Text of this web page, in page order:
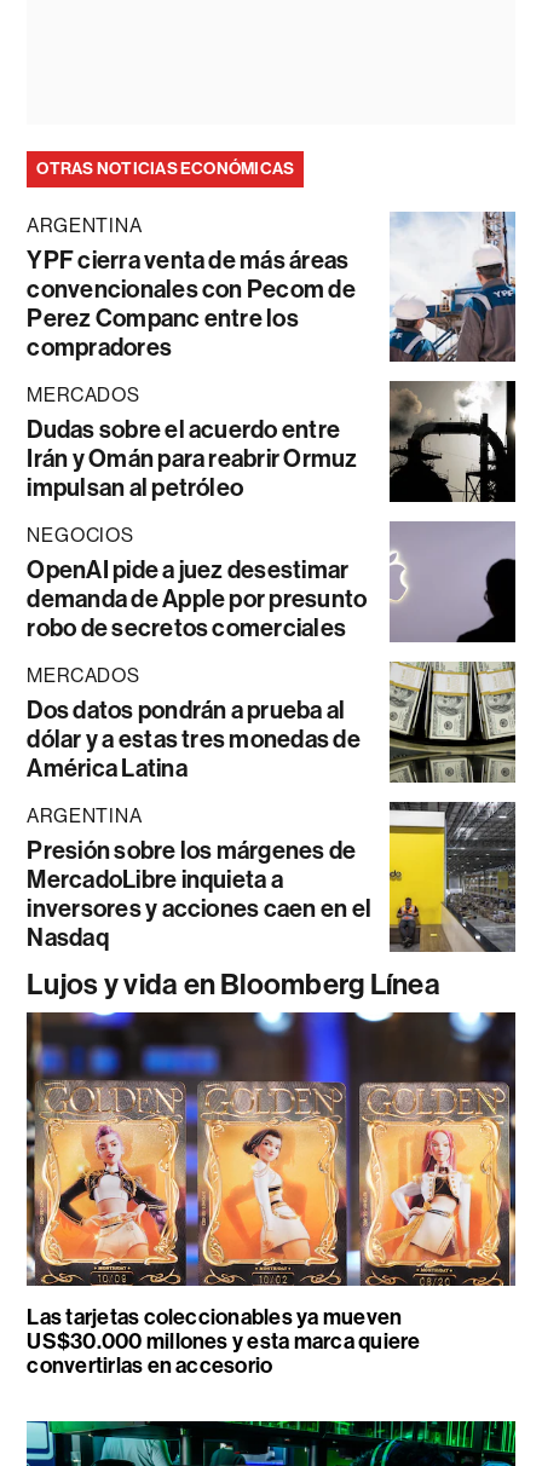
OTRAS NOTICIAS ECONÓMICAS
ARGENTINA
YPF cierra venta de más áreas
convencionales con Pecom de
Perez Companc entre los
compradores
MERCADOS
Dudas sobre el acuerdo entre
Irán y Omán para reabrir Ormuz
impulsan al petróleo
NEGOCIOS
OpenAI pide a juez desestimar
demanda de Apple por presunto
robo de secretos comerciales
MERCADOS
Dos datos pondrán a prueba al
dólar y a estas tres monedas de
América Latina
ARGENTINA
Presión sobre los márgenes de
MercadoLibre inquieta a
inversores y acciones caen en el
Nasdaq
Lujos y vida en Bloomberg Línea
Las tarjetas coleccionables ya mueven
US$30.000 millones y esta marca quiere
convertirlas en accesorio